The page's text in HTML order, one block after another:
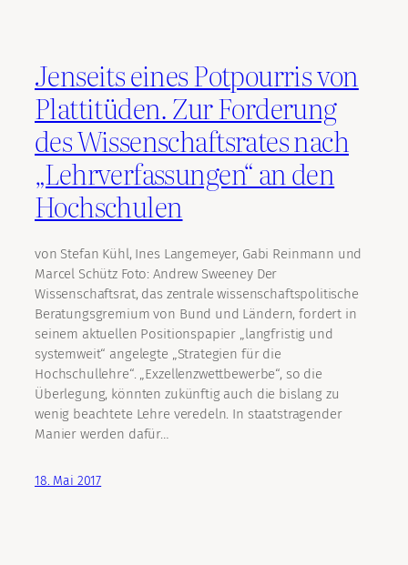
Jenseits eines Potpourris von
Plattitüden. Zur Forderung
des Wissenschaftsrates nach
„Lehrverfassungen“ an den
Hochschulen
von Stefan Kühl, Ines Langemeyer, Gabi Reinmann und
Marcel Schütz Foto: Andrew Sweeney Der
Wissenschaftsrat, das zentrale wissenschaftspolitische
Beratungsgremium von Bund und Ländern, fordert in
seinem aktuellen Positionspapier „langfristig und
systemweit“ angelegte „Strategien für die
Hochschullehre“. „Exzellenzwettbewerbe“, so die
Überlegung, könnten zukünftig auch die bislang zu
wenig beachtete Lehre veredeln. In staatstragender
Manier werden dafür…
18. Mai 2017